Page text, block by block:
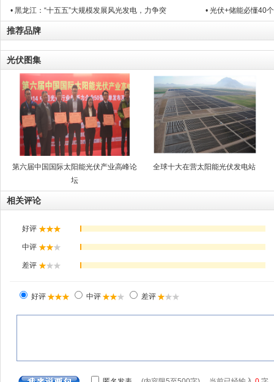
• 黑龙江：“十五五”大规模发展风光发电，力争突 • 光伏+储能必懂40
推荐品牌
光伏图集
第六届中国国际太阳能光伏产业高峰论
坛
全球十大在营太阳能光伏发电站
相关评论